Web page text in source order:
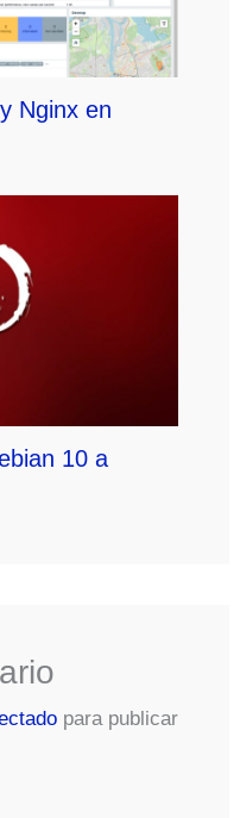
Nginx en
10 a
para publicar